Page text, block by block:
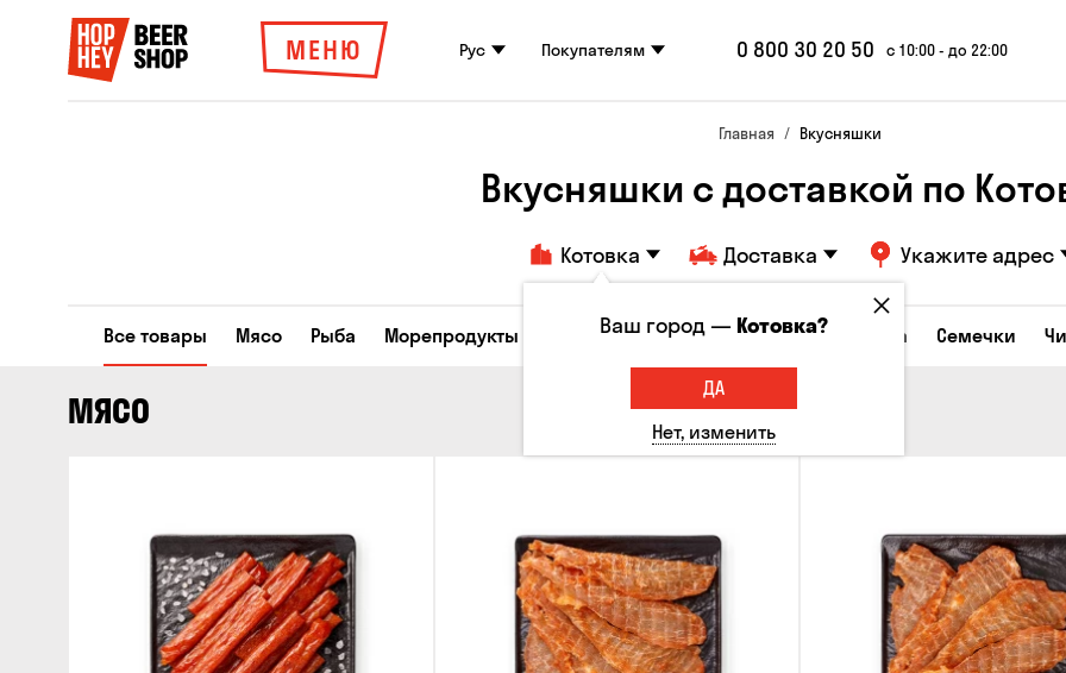
МЕНЮ Рус Покупателям 0 800 30 20 50 с 10:00 - до 22:00
Главная Вкусняшки
Вкусняшки c доставкой по
Котовка Доставка Укажите адрес
Все товары Мясо Рыба Морепродукты Сырные закуски Орешки Кукуруза Семечки
МЯСО
Ваш город —Котовка?
ДА
Нет, изменить